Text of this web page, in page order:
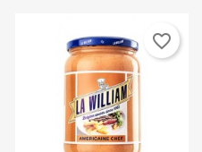
favorite_border